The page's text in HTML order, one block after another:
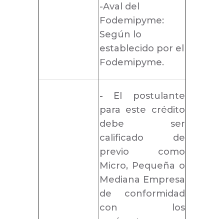
-Aval del
Fodemipyme:
Según lo
establecido por el
Fodemipyme.
- El postulante
para este crédito
debe ser
calificado de
previo como
Micro, Pequeña o
Mediana Empresa
de conformidad
con los